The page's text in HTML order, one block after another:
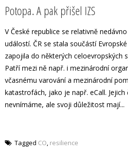
Potopa. A pak přišel IZS
V České republice se relativně
událostí. ČR se stala součástí
zapojila do některých celoevropských
Patří mezi ně např. i mezinárodní
včasnému varování a mezinárodní
katastrofách, jako je např. eCall.
nevnímáme, ale svoji důležitost mají...
Tagged CO, resilience